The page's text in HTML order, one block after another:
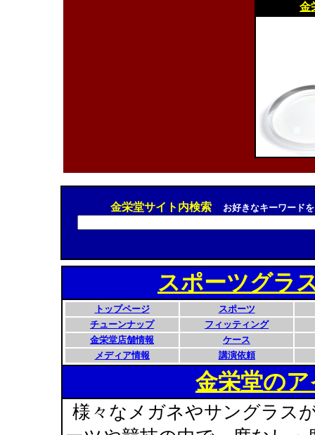
金
金栄堂サイト内検索 お好きなキーワード